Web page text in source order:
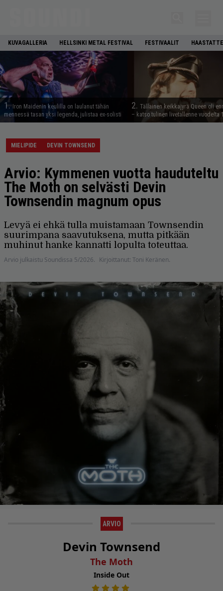
KUVAGALLERIA HELLSINKI METAL FESTIVAL FESTIVAALIT
1. Iron Maidenin keulilla on laulanut tähän
mennessä tasan yksi legenda, julistaa ex-solisti
2. Tällainen keikkajyrä Queen oli
– katso tulinen livetallenne vuodelta
MIELIPIDE DEVIN TOWNSEND
Arvio: Kymmenen vuotta hauduteltu
The Moth on selvästi Devin
Townsendin magnum opus
Levyä ei ehkä tulla muistamaan Townsendin
suurimpana saavu­tuksena, mutta pitkään
muhi­nut hanke kannatti lopulta toteuttaa.
Arvio julkaistu Soundissa 5/2026. Kirjoittanut: Toni Keränen.
ARVIO
Devin Townsend
The Moth
Inside Out